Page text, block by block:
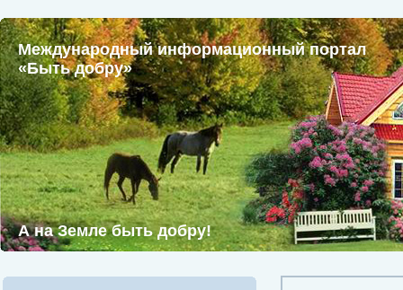
Международный информационный портал
«Быть добру»
А на Земле быть добру!